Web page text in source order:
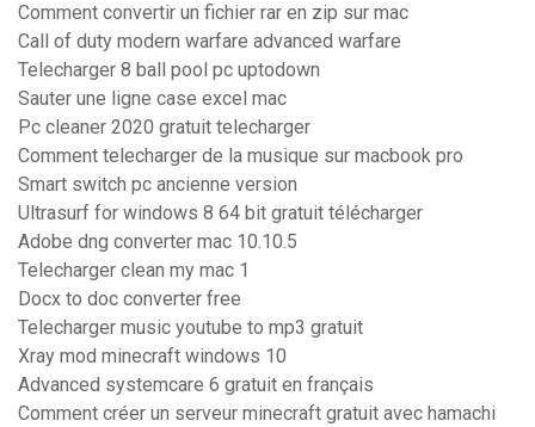
Comment convertir un fichier rar en zip sur mac
Call of duty modern warfare advanced warfare
Telecharger 8 ball pool pc uptodown
Sauter une ligne case excel mac
Pc cleaner 2020 gratuit telecharger
Comment telecharger de la musique sur macbook pro
Smart switch pc ancienne version
Ultrasurf for windows 8 64 bit gratuit télécharger
Adobe dng converter mac 10.10.5
Telecharger clean my mac 1
Docx to doc converter free
Telecharger music youtube to mp3 gratuit
Xray mod minecraft windows 10
Advanced systemcare 6 gratuit en français
Comment créer un serveur minecraft gratuit avec hamachi